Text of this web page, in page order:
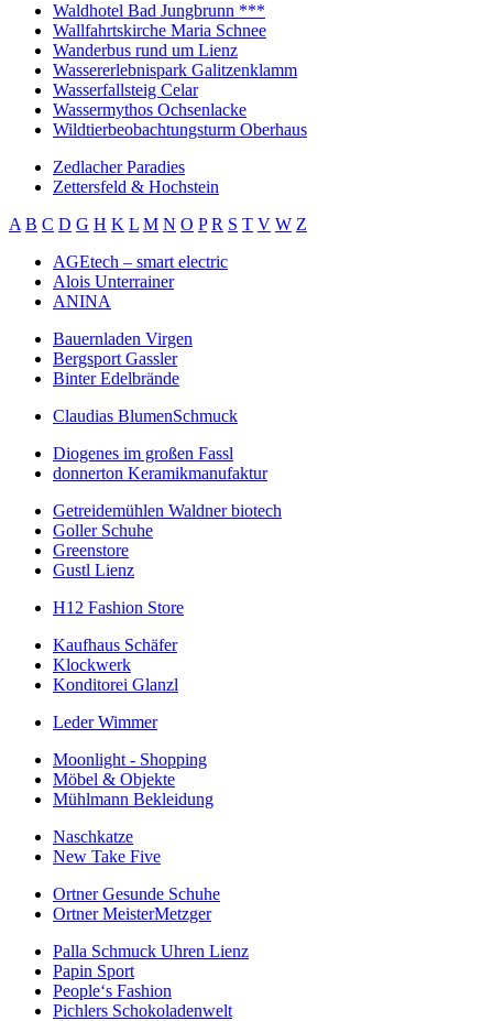
Waldhotel Bad Jungbrunn ***
Wallfahrtskirche Maria Schnee
Wanderbus rund um Lienz
Wassererlebnispark Galitzenklamm
Wasserfallsteig Celar
Wassermythos Ochsenlacke
Wildtierbeobachtungsturm Oberhaus
Zedlacher Paradies
Zettersfeld & Hochstein
A B C D G H K L M N O P R S T V W Z
AGEtech – smart electric
Alois Unterrainer
ANINA
Bauernladen Virgen
Bergsport Gassler
Binter Edelbrände
Claudias BlumenSchmuck
Diogenes im großen Fassl
donnerton Keramikmanufaktur
Getreidemühlen Waldner biotech
Goller Schuhe
Greenstore
Gustl Lienz
H12 Fashion Store
Kaufhaus Schäfer
Klockwerk
Konditorei Glanzl
Leder Wimmer
Moonlight - Shopping
Möbel & Objekte
Mühlmann Bekleidung
Naschkatze
New Take Five
Ortner Gesunde Schuhe
Ortner MeisterMetzger
Palla Schmuck Uhren Lienz
Papin Sport
People‘s Fashion
Pichlers Schokoladenwelt